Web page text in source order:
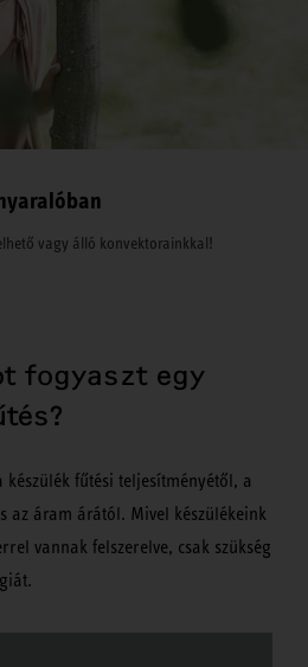
vagy álló konvektorainkkal!
fogyaszt egy
fűtési teljesítményétől, a
az áram árától. Mivel készülékeink
vannak felszerelve, csak szükség